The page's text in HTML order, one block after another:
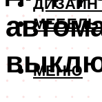
МЕНЮ